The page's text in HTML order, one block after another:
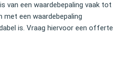
van een waardebepaling vaak tot
met een waardebepaling
is. Vraag hiervoor een offerte